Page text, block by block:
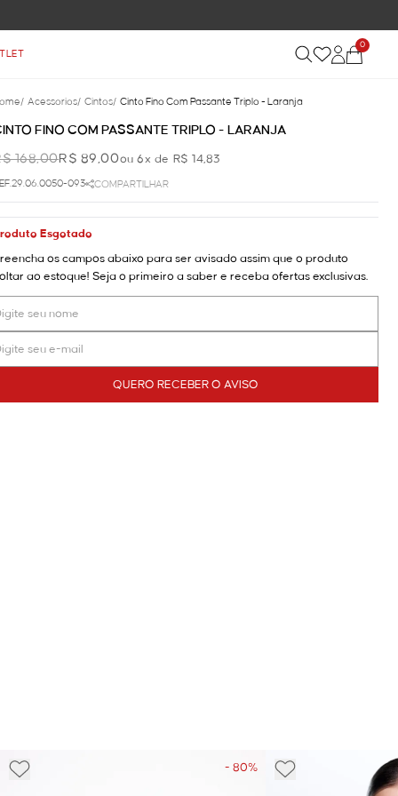
0
/ Acessorios/ Cintos/ Cinto Fino Com Passante Triplo - Laranja
FINO COM PASSANTE TRIPLO - LARANJA
168,00R$ 89,00ou 6x de R$ 14,83
093 COMPARTILHAR
Esgotado
os campos abaixo para ser avisado assim que o produto
ao estoque! Seja o primeiro a saber e receba ofertas exclusivas.
QUERO RECEBER O AVISO
- 80%